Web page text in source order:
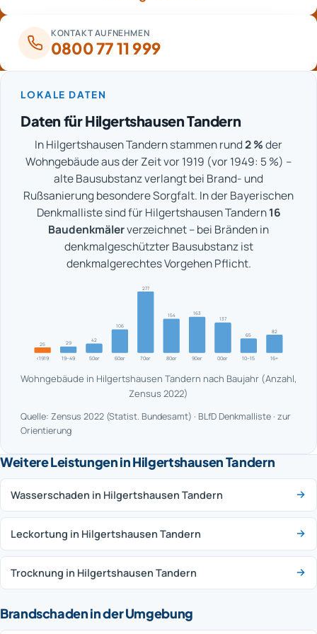
KONTAKT AUFNEHMEN
0800 77 11 999
LOKALE DATEN
Daten für Hilgertshausen Tandern
In Hilgertshausen Tandern stammen rund2 %der
Wohngebäude aus der Zeit vor 1919 (vor 1949: 5 %) –
alte Bausubstanz verlangt bei Brand- und
Rußsanierung besondere Sorgfalt. In der Bayerischen
Denkmalliste sind für Hilgertshausen Tandern16
Baudenkmälerverzeichnet – bei Bränden in
denkmalgeschützter Bausubstanz ist
denkmalgerechtes Vorgehen Pflicht.
<1919
25
19–49
29
50er
42
60er
106
70er
277
80er
154
90er
163
00er
137
10–15
65
16+
82
Wohngebäude in Hilgertshausen Tandern nach Baujahr (Anzahl,
Zensus 2022)
Quelle: Zensus 2022 (Statist. Bundesamt) · BLfD Denkmalliste · zur
Orientierung
Weitere Leistungen in Hilgertshausen Tandern
Wasserschaden in Hilgertshausen Tandern
Leckortung in Hilgertshausen Tandern
Trocknung in Hilgertshausen Tandern
Brandschaden in der Umgebung